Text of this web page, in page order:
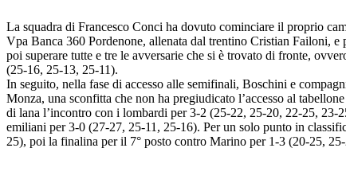
La squadra di Francesco Conci ha dovuto cominciare il proprio
Vpa Banca 360 Pordenone, allenata dal trentino Cristian Failoni,
poi superare tutte e tre le avversarie che si è trovato di fronte,
(25-16, 25-13, 25-11).
In seguito, nella fase di accesso alle semifinali, Boschini e
Monza, una sconfitta che non ha pregiudicato l’accesso al
di lana l’incontro con i lombardi per 3-2 (25-22, 25-20, 22-25,
emiliani per 3-0 (27-27, 25-11, 25-16). Per un solo punto in
25), poi la finalina per il 7° posto contro Marino per 1-3 (20-25,